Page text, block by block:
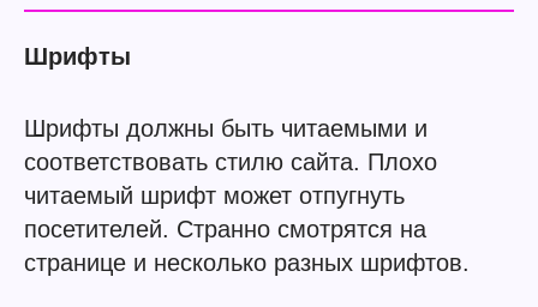
Шрифты
Шрифты должны быть читаемыми и
соответствовать стилю сайта. Плохо
читаемый шрифт может отпугнуть
посетителей. Странно смотрятся на
странице и несколько разных шрифтов.